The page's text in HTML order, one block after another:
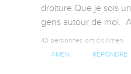
droiture.Que je sois
gens autour de moi.
43 personnes ont dit Amen
AMEN RÉPONDRE